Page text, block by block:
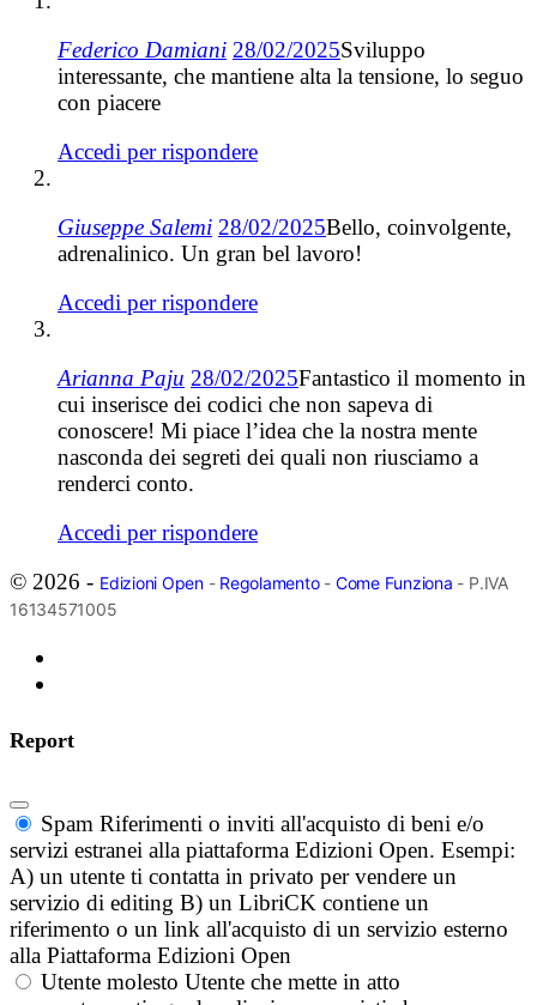
Federico Damiani 28/02/2025Sviluppo
interessante, che mantiene alta la tensione, lo seguo
con piacere
Accedi per rispondere
Giuseppe Salemi 28/02/2025Bello, coinvolgente,
adrenalinico. Un gran bel lavoro!
Accedi per rispondere
Arianna Paju 28/02/2025Fantastico il momento in
cui inserisce dei codici che non sapeva di
conoscere! Mi piace l’idea che la nostra mente
nasconda dei segreti dei quali non riusciamo a
renderci conto.
Accedi per rispondere
© 2026 - Edizioni Open- Regolamento- Come Funziona - P.IVA
16134571005
Report
Spam Riferimenti o inviti all'acquisto di beni e/o
servizi estranei alla piattaforma Edizioni Open. Esempi:
A) un utente ti contatta in privato per vendere un
servizio di editing B) un LibriCK contiene un
riferimento o un link all'acquisto di un servizio esterno
alla Piattaforma Edizioni Open
Utente molesto Utente che mette in atto